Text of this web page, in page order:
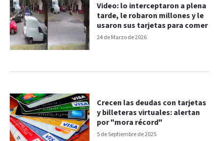
24 de Marzo de 2026
Video: lo interceptaron a plena
tarde, le robaron millones y le
usaron sus tarjetas para comer
5 de Septiembre de 2025
Crecen las deudas con tarjetas
y billeteras virtuales: alertan
por "mora récord"